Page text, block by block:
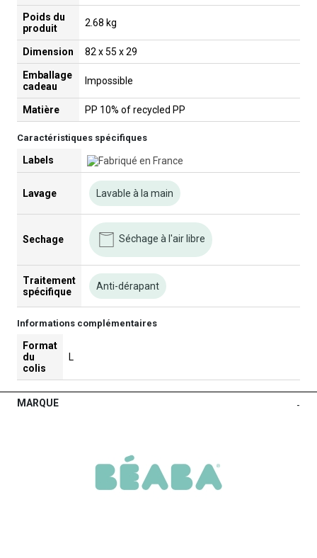
Poids du
produit
2.68 kg
Dimension 82 x 55 x 29
Emballage
cadeau
Impossible
Matière PP 10% of recycled PP
Caractéristiques spécifiques
Labels
Lavage Lavable à la main
Sechage Séchage à l'air libre
Traitement
spécifique
Anti-dérapant
Informations complémentaires
Format
du
colis
L
MARQUE -